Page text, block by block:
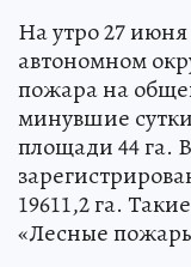
На утро 27
автономном
пожара на
минувшие
площади 44 га.
19611,2 га.
«Лесные